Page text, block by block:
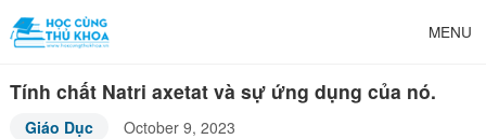
MENU
Tính chất Natri axetat và sự ứng dụng của nó.
Giáo Dục October 9, 2023